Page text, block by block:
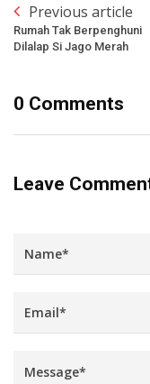
Previous article
Rumah Tak Berpenghuni
Dilalap Si Jago Merah
0 Comments
Leave